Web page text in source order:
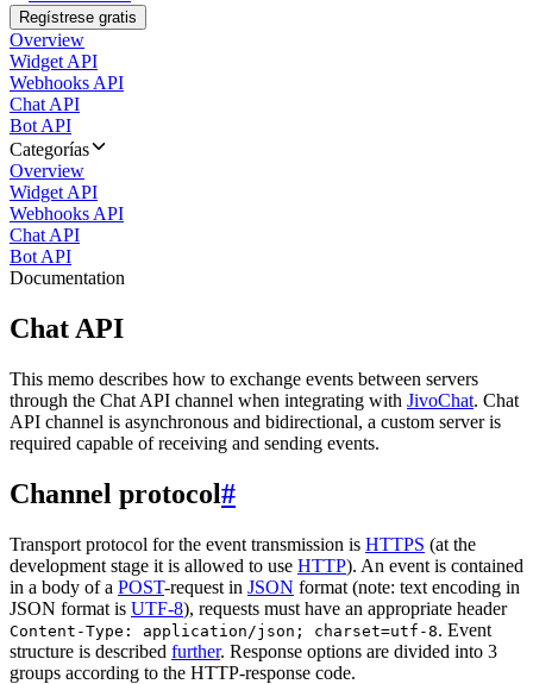
Regístrese gratis
Overview
Widget API
Webhooks API
Chat API
Bot API
Categorías
Overview
Widget API
Webhooks API
Chat API
Bot API
Documentation
Chat API
This memo describes how to exchange events between servers
through the Chat API channel when integrating with JivoChat. Chat
API channel is asynchronous and bidirectional, a custom server is
required capable of receiving and sending events.
Channel protocol#
Transport protocol for the event transmission is HTTPS (at the
development stage it is allowed to use HTTP). An event is contained
in a body of a POST-request in JSON format (note: text encoding in
JSON format is UTF-8), requests must have an appropriate header
Content-Type: application/json; charset=utf-8. Event
structure is described further. Response options are divided into 3
groups according to the HTTP-response code.